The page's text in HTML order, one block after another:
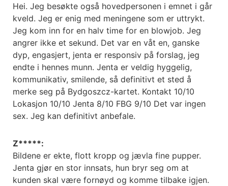
Hei. Jeg besøkte også hovedpersonen i emnet i går
kveld. Jeg er enig med meningene som er uttrykt.
Jeg kom inn for en halv time for en blowjob. Jeg
angrer ikke et sekund. Det var en våt en, ganske
dyp, engasjert, jenta er responsiv på forslag, jeg
endte i hennes munn. Jenta er veldig hyggelig,
kommunikativ, smilende, så definitivt et sted å
merke seg på Bydgoszcz-kartet. Kontakt 10/10
Lokasjon 10/10 Jenta 8/10 FBG 9/10 Det var ingen
sex. Jeg kan definitivt anbefale.
Z*****:
Bildene er ekte, flott kropp og jævla fine pupper.
Jenta gjør en stor innsats, hun bryr seg om at
kunden skal være fornøyd og komme tilbake igjen.